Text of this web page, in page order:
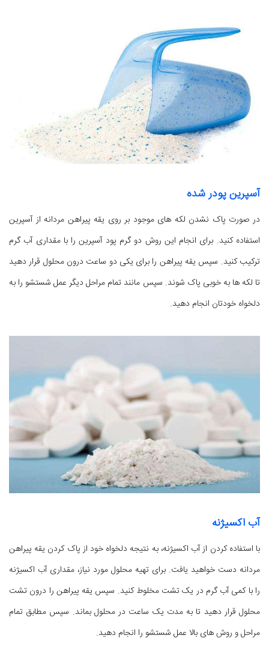
آسپرین پودر شده
در صورت پاک نشدن لکه های موجود بر روی یقه پیراهن مردانه از آسپرین
استفاده کنید. برای انجام این روش دو گرم پود آسپرین را با مقداری آب گرم
ترکیب کنید. سپس یقه پیراهن را برای یکی دو ساعت درون محلول قرار دهید
تا لکه ها به خوبی پاک شوند. سپس مانند تمام مراحل دیگر عمل شستشو را به
دلخواه خودتان انجام دهید.
آب اکسیژنه
با استفاده کردن از آب اکسیژنه، به نتیجه دلخواه خود از پاک کردن یقه پیراهن
مردانه دست خواهید یافت. برای تهیه محلول مورد نیاز، مقداری آب اکسیژنه
را با کمی آب گرم در یک تشت مخلوط کنید. سپس یقه پیراهن را درون تشت
محلول قرار دهید تا به مدت یک ساعت در محلول بماند. سپس مطابق تمام
مراحل و روش های بالا عمل شستشو را انجام دهید.